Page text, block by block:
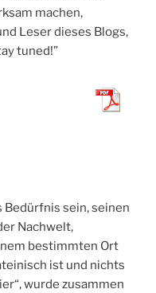
machen,
Leser dieses Blogs,
tuned!”
Bedürfnis sein, seinen
Nachwelt,
bestimmten Ort
ist und nichts
wurde zusammen